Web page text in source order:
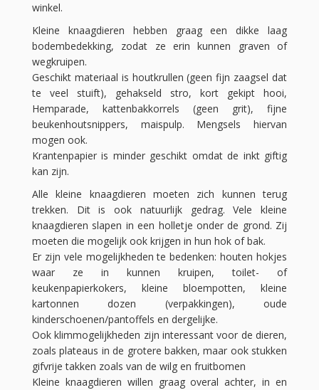
winkel.
Kleine knaagdieren hebben graag een dikke laag
bodembedekking, zodat ze erin kunnen graven of
wegkruipen.
Geschikt materiaal is houtkrullen (geen fijn zaagsel dat
te veel stuift), gehakseld stro, kort gekipt hooi,
Hemparade, kattenbakkorrels (geen grit), fijne
beukenhoutsnippers, maispulp. Mengsels hiervan
mogen ook.
Krantenpapier is minder geschikt omdat de inkt giftig
kan zijn.
Alle kleine knaagdieren moeten zich kunnen terug
trekken. Dit is ook natuurlijk gedrag. Vele kleine
knaagdieren slapen in een holletje onder de grond. Zij
moeten die mogelijk ook krijgen in hun hok of bak.
Er zijn vele mogelijkheden te bedenken: houten hokjes
waar ze in kunnen kruipen, toilet- of
keukenpapierkokers, kleine bloempotten, kleine
kartonnen dozen (verpakkingen), oude
kinderschoenen/pantoffels en dergelijke.
Ook klimmogelijkheden zijn interessant voor de dieren,
zoals plateaus in de grotere bakken, maar ook stukken
gifvrije takken zoals van de wilg en fruitbomen
Kleine knaagdieren willen graag overal achter, in en